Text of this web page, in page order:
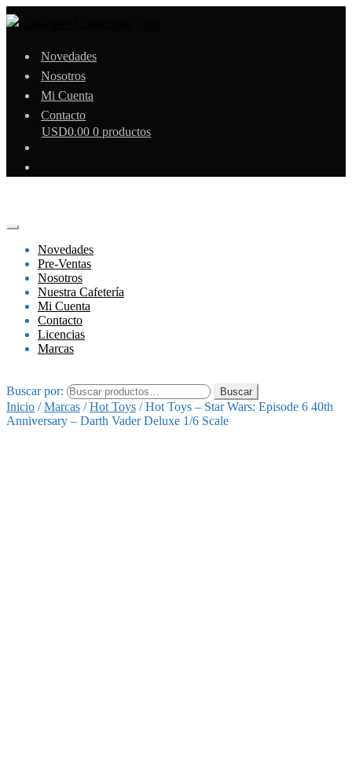
Novedades
Nosotros
Mi Cuenta
Contacto
USD0.00 0 productos
Novedades
Pre-Ventas
Nosotros
Nuestra Cafetería
Mi Cuenta
Contacto
Licencias
Marcas
Buscar por: Buscar
Inicio /Marcas /Hot Toys /Hot Toys – Star Wars: Episode 6 40th
Anniversary – Darth Vader Deluxe 1/6 Scale